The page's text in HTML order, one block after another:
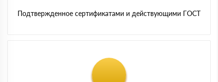
Подтвержденное сертификатами и действующими ГОСТ